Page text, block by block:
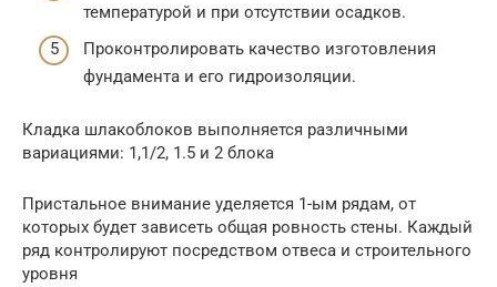
температурой и при отсутствии осадков.
Проконтролировать качество изготовления
фундамента и его гидроизоляции.
Кладка шлакоблоков выполняется различными
вариациями: 1,1/2, 1.5 и 2 блока
Пристальное внимание уделяется 1-ым рядам, от
которых будет зависеть общая ровность стены. Каждый
ряд контролируют посредством отвеса и строительного
уровня